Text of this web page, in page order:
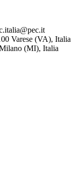
Varese (VA), Italia
(MI), Italia